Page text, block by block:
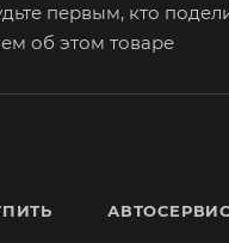
первым, кто
об этом товаре
АВТОСЕРВИС